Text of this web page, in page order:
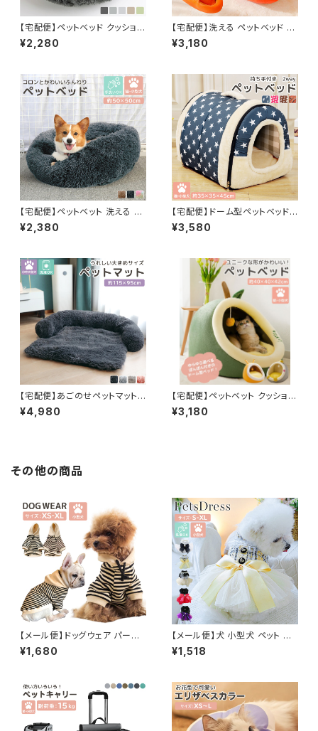
【宅配便】ペットベッド クッション
猫 犬 洗える 滑り止め付き ふわ
ふわ もこもこ／pets001
¥2,280
【宅配便】洗える ペットベッド ク
ッション付き 2点セット 犬 猫 リ
バーシブル 2way／pets030
¥3,180
【宅配便】ペットベット 洗える ふ
わふわ 裏起毛 クッション 犬 猫
滑り止め／pets039
¥2,380
【宅配便】ドーム型ペットベッド
クッション付き 2点セット ハウス
リバーシブル 2way 犬 猫／pet
¥3,580
【宅配便】あごのせペットマット
ふかふか 起毛 滑り止め 大きめ
犬 猫 秋冬／pets062
¥4,980
【宅配便】ペットベット クッション
2点セット おもちゃ付き ハウス
リバーシブル 犬 猫／pets066
¥3,180
その他の商品
【メール便】ドッグウェア パーカ
ー フード付き ペット 犬服 猫服
ボーダー柄 袖あり 伸縮性あり
¥1,680
【メール便】犬 小型犬 ペット ド
レス 服 結婚式 ウエディング パ
ーティー ペット用品 ドッグウェ
¥1,518